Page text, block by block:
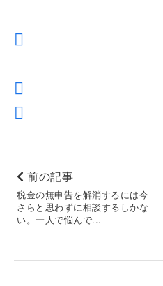
前の記事
税金の無申告を解消するには今
さらと思わずに相談するしかな
い。一人で悩んで...